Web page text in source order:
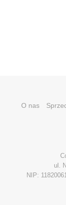
O nas
ul.
NIP: